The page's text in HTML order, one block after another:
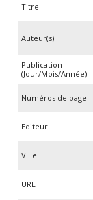
Titre
Auteur(s)
Publication
(Jour/Mois/Année)
Numéros de page
Editeur
Ville
URL